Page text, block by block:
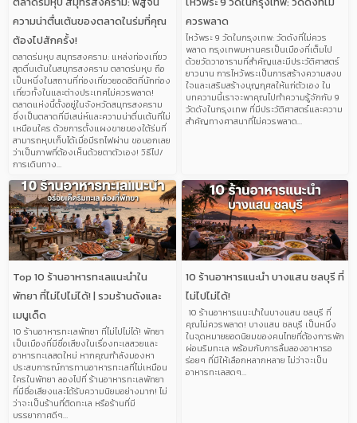
ความน่าตื่นเต้นของตลาดในร่มที่คุณ
ต้องไปสักครั้ง!
ตลาดร่มหุบ สมุทรสงคราม: แหล่งท่องเที่ยว
สุดตื่นเต้นในสมุทรสงคราม ตลาดร่มหุบ ถือ
เป็นหนึ่งในสถานที่ท่องเที่ยวยอดฮิตที่นักท่อง
เที่ยวทั้งในและต่างประเทศไม่ควรพลาด!
ตลาดแห่งนี้ตั้งอยู่ในจังหวัดสมุทรสงคราม
ซึ่งเป็นตลาดที่มีเสน่ห์และความน่าตื่นเต้นที่ไม่
เหมือนใคร ด้วยการตั้งแผงขายของใต้ร่มที่
สามารถหุบเก็บได้เมื่อมีรถไฟผ่าน ขอบอกเลย
ว่าเป็นภาพที่ต้องเห็นด้วยตาตัวเอง! วิธีไป/
การเดินทาง…
ควรพลาด
ไหว้พระ 9 วัดในกรุงเทพ: วัดดังที่ไม่ควร
พลาด กรุงเทพมหานครเป็นเมืองที่เต็มไป
ด้วยวัดวาอารามที่สำคัญและมีประวัติศาสตร์
ยาวนาน การไหว้พระเป็นการสร้างความสงบ
ใจและเสริมสร้างบุญกุศลให้แก่ตัวเอง ใน
บทความนี้เราจะพาคุณไปทำความรู้จักกับ 9
วัดดังในกรุงเทพ ที่มีประวัติศาสตร์และความ
สำคัญทางศาสนาที่ไม่ควรพลาด…
Top 10 ร้านอาหารทะเลแนะนำใน
พัทยา ที่ไม่ไปไม่ได้! | รวมร้านดังและ
เมนูเด็ด
10 ร้านอาหารทะเลพัทยา ที่ไม่ไปไม่ได้! พัทยา
เป็นเมืองที่มีชื่อเสียงในเรื่องทะเลสวยและ
อาหารทะเลสดใหม่ หากคุณกำลังมองหา
ประสบการณ์การทานอาหารทะเลที่ไม่เหมือน
ใครในพัทยา ลองไปที่ ร้านอาหารทะเลพัทยา
ที่มีชื่อเสียงและได้รับความนิยมอย่างมาก! ไม่
ว่าจะเป็นร้านที่ติดทะเล หรือร้านที่มี
บรรยากาศดีๆ…
10 ร้านอาหารแนะนำ บางแสน ชลบุรี ที่
ไม่ไปไม่ได้!
10 ร้านอาหารแนะนำในบางแสน ชลบุรี ที่
คุณไม่ควรพลาด! บางแสน ชลบุรี เป็นหนึ่ง
ในจุดหมายยอดนิยมของคนไทยที่ต้องการพัก
ผ่อนริมทะเล พร้อมกับการลิ้มลองอาหารอ
ร่อยๆ ที่มีให้เลือกหลากหลาย ไม่ว่าจะเป็น
อาหารทะเลสดๆ…